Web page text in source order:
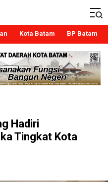
Kota Batam BP Batam
Hadiri
Tingkat Kota